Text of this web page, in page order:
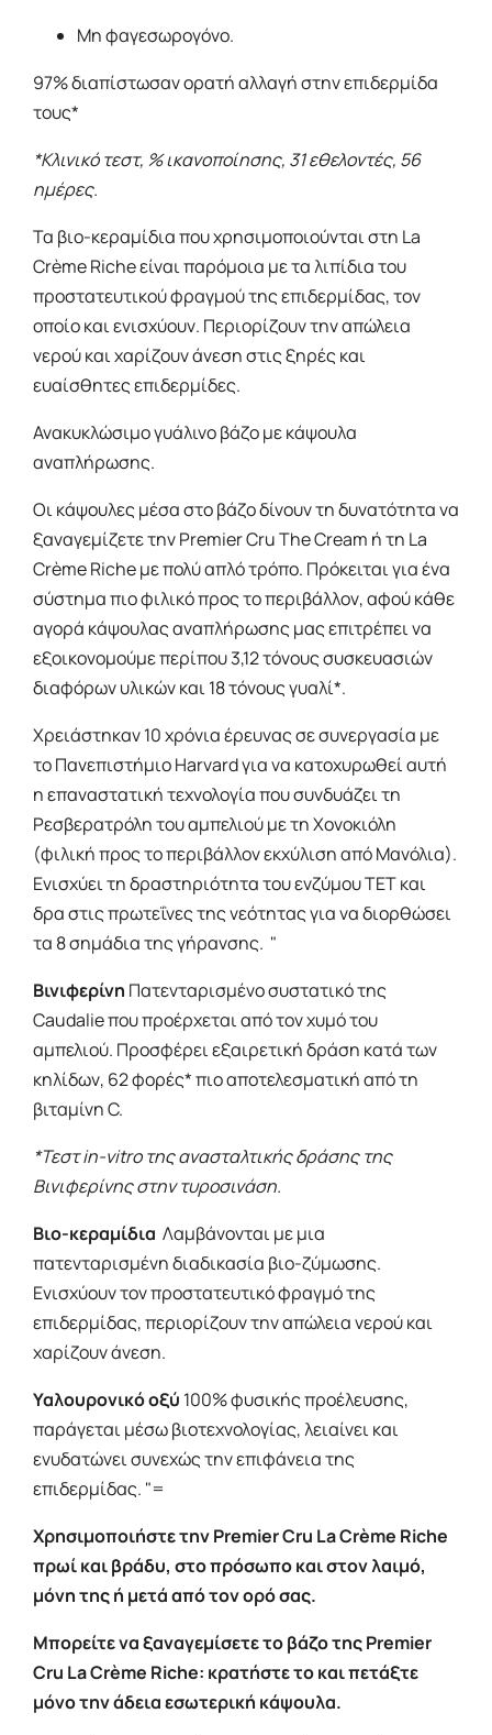
Μη φαγεσωρογόνο.
97% διαπίστωσαν ορατή αλλαγή στην επιδερμίδα
τους*
*Κλινικό τεστ, % ικανοποίησης, 31 εθελοντές, 56
ημέρες.
Τα βιο-κεραμίδια που χρησιμοποιούνται στη La
Crème Riche είναι παρόμοια με τα λιπίδια του
προστατευτικού φραγμού της επιδερμίδας, τον
οποίο και ενισχύουν. Περιορίζουν την απώλεια
νερού και χαρίζουν άνεση στις ξηρές και
ευαίσθητες επιδερμίδες.
Ανακυκλώσιμο γυάλινο βάζο με κάψουλα
αναπλήρωσης.
Οι κάψουλες μέσα στο βάζο δίνουν τη δυνατότητα να
ξαναγεμίζετε την Premier Cru The Cream ή τη La
Crème Riche με πολύ απλό τρόπο. Πρόκειται για ένα
σύστημα πιο φιλικό προς το περιβάλλον, αφού κάθε
αγορά κάψουλας αναπλήρωσης μας επιτρέπει να
εξοικονομούμε περίπου 3,12 τόνους συσκευασιών
διαφόρων υλικών και 18 τόνους γυαλί*.
Χρειάστηκαν 10 χρόνια έρευνας σε συνεργασία με
το Πανεπιστήμιο Harvard για να κατοχυρωθεί αυτή
η επαναστατική τεχνολογία που συνδυάζει τη
Ρεσβερατρόλη του αμπελιού με τη Χονοκιόλη
(φιλική προς το περιβάλλον εκχύλιση από Μανόλια).
Ενισχύει τη δραστηριότητα του ενζύμου TET και
δρα στις πρωτεΐνες της νεότητας για να διορθώσει
τα 8 σημάδια της γήρανσης. "
Βινιφερίνη Πατενταρισμένο συστατικό της
Caudalie που προέρχεται από τον χυμό του
αμπελιού. Προσφέρει εξαιρετική δράση κατά των
κηλίδων, 62 φορές* πιο αποτελεσματική από τη
βιταμίνη C.
*Τεστ in-vitro της ανασταλτικής δράσης της
Βινιφερίνης στην τυροσινάση.
Βιο-κεραμίδια Λαμβάνονται με μια
πατενταρισμένη διαδικασία βιο-ζύμωσης.
Ενισχύουν τον προστατευτικό φραγμό της
επιδερμίδας, περιορίζουν την απώλεια νερού και
χαρίζουν άνεση.
Υαλουρονικό οξύ 100% φυσικής προέλευσης,
παράγεται μέσω βιοτεχνολογίας, λειαίνει και
ενυδατώνει συνεχώς την επιφάνεια της
επιδερμίδας. "=
Χρησιμοποιήστε την Premier Cru La Crème Riche
πρωί και βράδυ, στο πρόσωπο και στον λαιμό,
μόνη της ή μετά από τον ορό σας.
Μπορείτε να ξαναγεμίσετε το βάζο της Premier
Cru La Crème Riche: κρατήστε το και πετάξτε
μόνο την άδεια εσωτερική κάψουλα.